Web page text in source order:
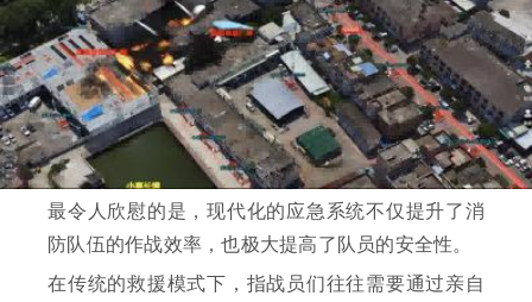
最令人欣慰的是，现代化的应急系统不仅提升了消
防队伍的作战效率，也极大提高了队员的安全性。
在传统的救援模式下，指战员们往往需要通过亲自